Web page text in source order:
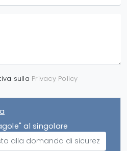
sulla Privacy Policy
al singolare